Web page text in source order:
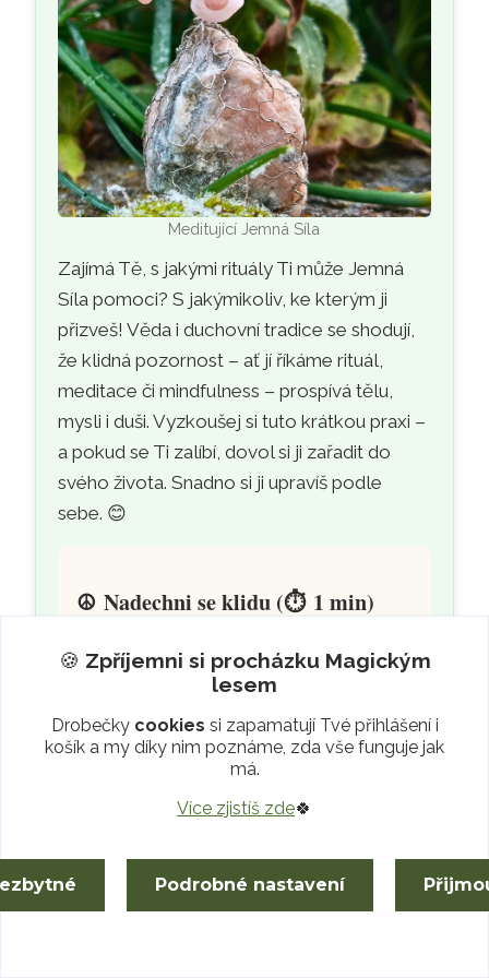
Meditující Jemná Síla
Zajímá Tě, s jakými rituály Ti může Jemná
Síla pomoci? S jakýmikoliv, ke kterým ji
přizveš! Věda i duchovní tradice se shodují,
že klidná pozornost – ať jí říkáme rituál,
meditace či mindfulness – prospívá tělu,
mysli i duši. Vyzkoušej si tuto krátkou praxi –
a pokud se Ti zalíbí, dovol si ji zařadit do
svého života. Snadno si ji upravíš podle
sebe. 😊
☮️Nadechni se klidu (⏱️ 1 min)
před sebe, nebo si ho vezmi do
oblast srdce (4. čakra ).
Dýchej. Zavři oči,
nadechni se
dob. S každým výdechem
uvolni napětí svalů krku a
hrudníku.
Třikrát opakuj.
🍪 Zpříjemni si procházku Magickým
lesem
Drobečky cookies si zapamatují Tvé přihlášení i
košík a my díky nim poznáme, zda vše funguje jak
má.
Více zjistíš zde🍀
Podrobné nastavení